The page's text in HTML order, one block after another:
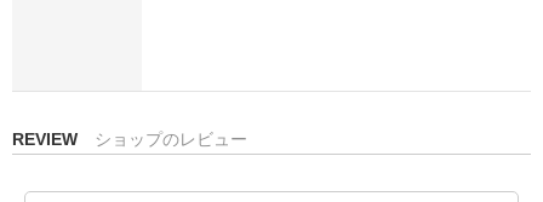
REVIEW ショップのレビュー